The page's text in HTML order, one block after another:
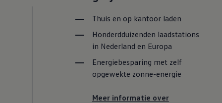
Thuis en op kantoor laden
Honderdduizenden laadstations
in Nederland en Europa
Energiebesparing met zelf
opgewekte zonne-energie
Meer informatie over